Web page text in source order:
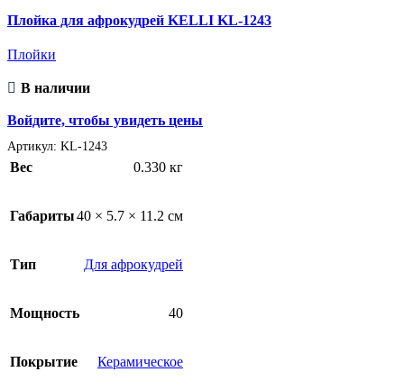
Плойка для афрокудрей KELLI KL-1243
Плойки
В наличии
Войдите, чтобы увидеть цены
Артикул: KL-1243
Вес 0.330 кг
Габариты40 × 5.7 × 11.2 см
Тип Для афрокудрей
Мощность 40
Покрытие Керамическое